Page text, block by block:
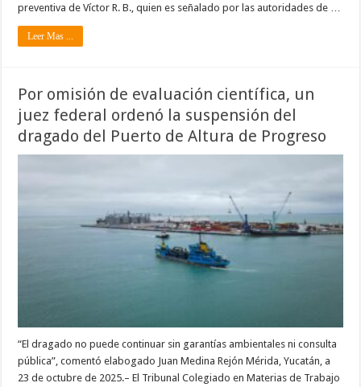
preventiva de Víctor R. B., quien es señalado por las autoridades de …
Leer Mas ...
Por omisión de evaluación científica, un
juez federal ordenó la suspensión del
dragado del Puerto de Altura de Progreso
“El dragado no puede continuar sin garantías ambientales ni consulta
pública”, comentó elabogado Juan Medina Rejón Mérida, Yucatán, a
23 de octubre de 2025.– El Tribunal Colegiado en Materias de Trabajo